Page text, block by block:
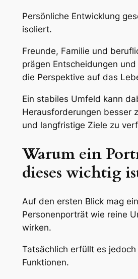
Persönliche Entwicklung
isoliert.
Freunde, Familie und
prägen Entscheidungen
die Perspektive auf das
Ein stabiles Umfeld kann
Herausforderungen besser
und langfristige Ziele zu
Warum ein
dieses wichtig
Auf den ersten Blick mag ein
Personenporträt wie reine
wirken.
Tatsächlich erfüllt es jedoch
Funktionen.